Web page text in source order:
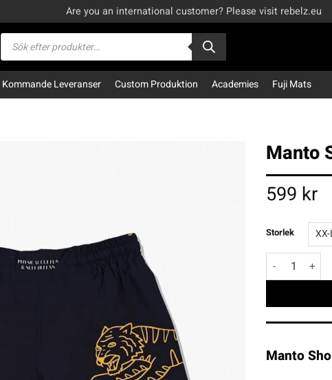
Are you an international customer? Please visit rebelz.eu
Produktsökning
Kommande Leveranser Custom Produktion Academies Fuji Mats
Manto
599 kr
Storlek
Manto Shorts
Manto